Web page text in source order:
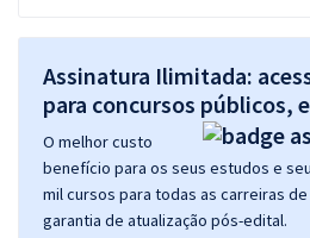
Assinatura Ilimitada:
para concursos públicos,
O melhor custo
benefício para os seus estudos e
mil cursos para todas as carreiras
garantia de atualização pós-edital.